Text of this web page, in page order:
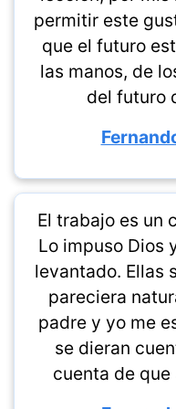
permitir este
que el futuro
las manos, de
del futuro
El trabajo es un
Lo impuso Dios
levantado. Ellas
pareciera
padre y yo me
se dieran
cuenta de que